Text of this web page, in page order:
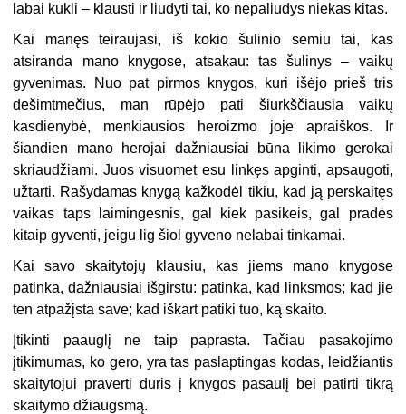
labai kukli – klausti ir liudyti tai, ko nepaliudys niekas kitas.
Kai manęs teiraujasi, iš kokio šulinio semiu tai, kas
atsiranda mano knygose, atsakau: tas šulinys – vaikų
gyvenimas. Nuo pat pirmos knygos, kuri išėjo prieš tris
dešimtmečius, man rūpėjo pati šiurkščiausia vaikų
kasdienybė, menkiausios heroizmo joje apraiškos. Ir
šiandien mano herojai dažniausiai būna likimo gerokai
skriaudžiami. Juos visuomet esu linkęs apginti, apsaugoti,
užtarti. Rašydamas knygą kažkodėl tikiu, kad ją perskaitęs
vaikas taps laimingesnis, gal kiek pasikeis, gal pradės
kitaip gyventi, jeigu lig šiol gyveno nelabai tinkamai.
Kai savo skaitytojų klausiu, kas jiems mano knygose
patinka, dažniausiai išgirstu: patinka, kad linksmos; kad jie
ten atpažįsta save; kad iškart patiki tuo, ką skaito.
Įtikinti paauglį ne taip paprasta. Tačiau pasakojimo
įtikimumas, ko gero, yra tas paslaptingas kodas, leidžiantis
skaitytojui praverti duris į knygos pasaulį bei patirti tikrą
skaitymo džiaugsmą.